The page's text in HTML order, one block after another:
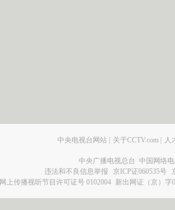
中央电视台网站 关于CCTV.com 人
中央广播电视总台 中国网络
违法和不良信息举报
京ICP证060535号
网上传播视听节目许可证号 0102004 新出网证（京）